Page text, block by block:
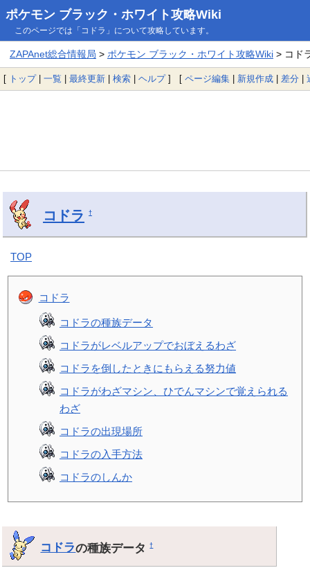
ポケモン ブラック・ホワイト攻略Wiki
このページでは「コドラ」について攻略しています。
ZAPAnet総合情報局 > ポケモン ブラック・ホワイト攻略Wiki> コド
[ トップ| 一覧 | 最終更新 | 検索 | ヘルプ] [ ページ編集 | 新規作成 | 差分 |
コドラ †
TOP
コドラ
コドラの種族データ
コドラがレベルアップでおぼえるわざ
コドラを倒したときにもらえる努力値
コドラがわざマシン、ひでんマシンで覚えられる
わざ
コドラの出現場所
コドラの入手方法
コドラのしんか
コドラの種族データ†